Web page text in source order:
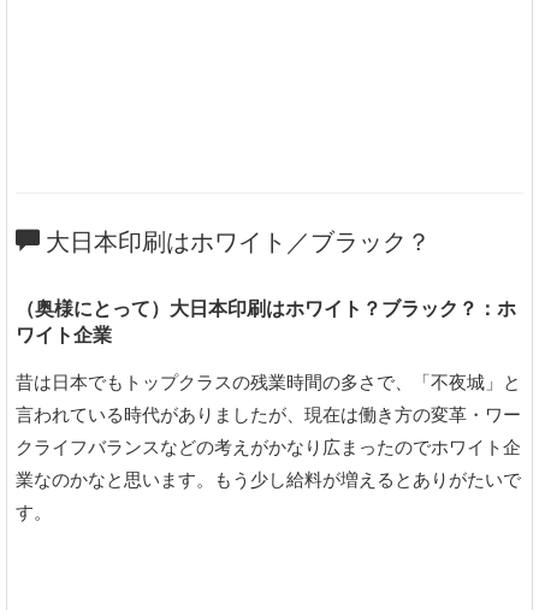
大日本印刷はホワイト／ブラック？
（奥様にとって）大日本印刷はホワイト？ブラック？：ホ
ワイト企業
昔は日本でもトップクラスの残業時間の多さで、「不夜城」と
言われている時代がありましたが、現在は働き方の変革・ワー
クライフバランスなどの考えがかなり広まったのでホワイト企
業なのかなと思います。もう少し給料が増えるとありがたいで
す。